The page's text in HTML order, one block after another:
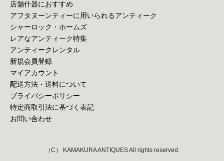
店舗什器におすすめ
アフタヌーンティーに用いられるアンティーク
シャーロック・ホームズ
レアなアンティーク特集
アンティークレンタル
新規会員登録
マイアカウント
配送方法・送料について
プライバシーポリシー
特定商取引法に基づく表記
お問い合わせ
（C） KAMAKURA ANTIQUES All rights reserved.